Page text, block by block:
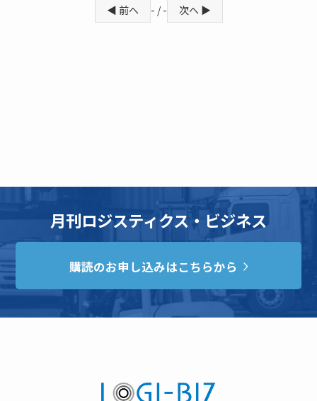
◀ 前へ - / - 次へ ▶
月刊ロジスティクス・ビジネス
購読のお申し込みはこちらから